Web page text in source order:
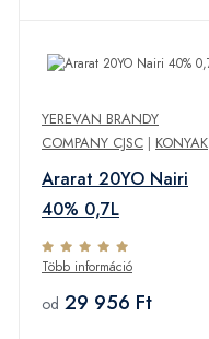
YEREVAN BRANDY
COMPANY CJSC | KONYAK
Ararat 20YO Nairi
40% 0,7L
Több információ
od 29 956 Ft